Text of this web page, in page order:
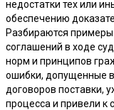
недостатки тех или
обеспечению
Разбираются примеры
соглашений в ходе
норм и принципов
ошибки, допущенные
договоров поставки,
процесса и привели